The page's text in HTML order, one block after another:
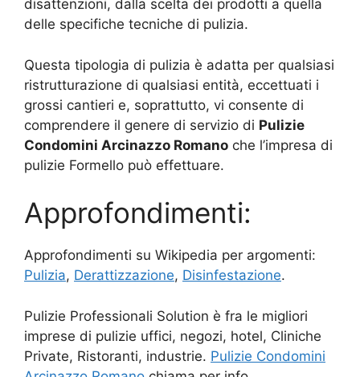
disattenzioni, dalla scelta dei prodotti a quella
delle specifiche tecniche di pulizia.
Questa tipologia di pulizia è adatta per qualsiasi
ristrutturazione di qualsiasi entità, eccettuati i
grossi cantieri e, soprattutto, vi consente di
comprendere il genere di servizio di Pulizie
Condomini Arcinazzo Romano che l’impresa di
pulizie Formello può effettuare.
Approfondimenti:
Approfondimenti su Wikipedia per argomenti:
Pulizia, Derattizzazione, Disinfestazione.
Pulizie Professionali Solution è fra le migliori
imprese di pulizie uffici, negozi, hotel, Cliniche
Private, Ristoranti, industrie. Pulizie Condomini